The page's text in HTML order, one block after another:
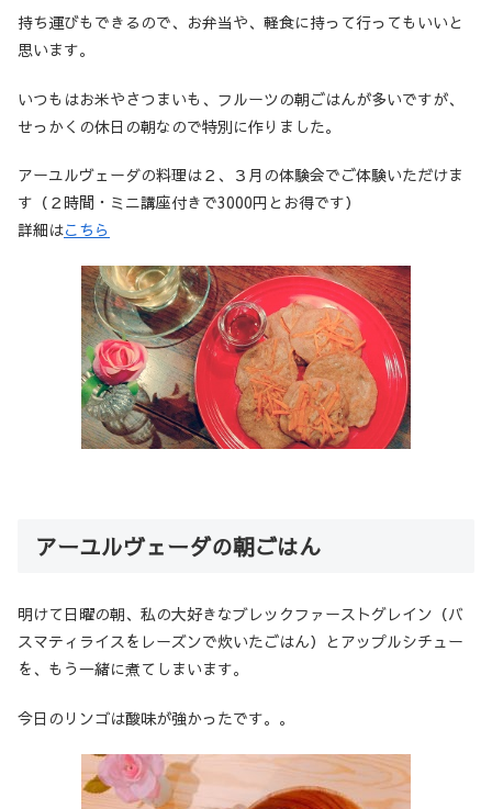
持ち運びもできるので、お弁当や、軽食に持って行ってもいいと
思います。
いつもはお米やさつまいも、フルーツの朝ごはんが多いですが、
せっかくの休日の朝なので特別に作りました。
アーユルヴェーダの料理は２、３月の体験会でご体験いただけま
す（２時間・ミニ講座付きで3000円とお得です）
詳細はこちら
アーユルヴェーダの朝ごはん
明けて日曜の朝、私の大好きなブレックファーストグレイン（バ
スマティライスをレーズンで炊いたごはん）とアップルシチュー
を、もう一緒に煮てしまいます。
今日のリンゴは酸味が強かったです。。